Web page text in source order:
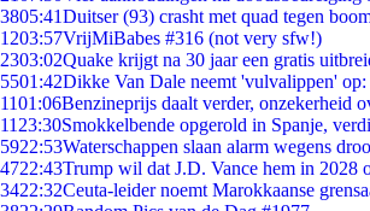
3805:41Duitser (93) crasht met quad tegen
1203:57VrijMiBabes #316 (not very sfw!)
2303:02Quake krijgt na 30 jaar een gratis
5501:42Dikke Van Dale neemt 'vulvalippen'
1101:06Benzineprijs daalt verder, onzekerheid
11 23:30Smokkelbende opgerold in Spanje,
5922:53Waterschappen slaan alarm wegens
4722:43Trump wil dat J.D. Vance hem in 2028
3422:32Ceuta-leider noemt Marokkaanse